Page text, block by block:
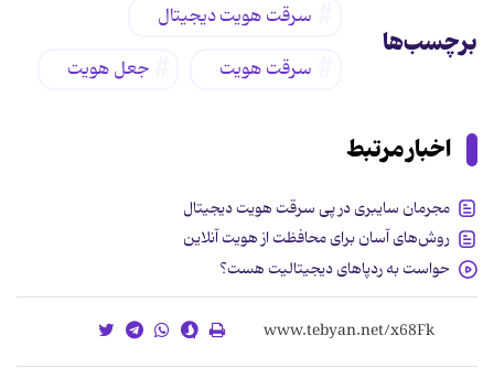
برچسب‌ها
سرقت هویت دیجیتال
سرقت هویت
جعل هویت
اخبار مرتبط
مجرمان سایبری در پی سرقت هویت دیجیتال
روش‌های آسان برای محافظت از هویت آنلاین
حواست به ردپاهای دیجیتالیت هست؟